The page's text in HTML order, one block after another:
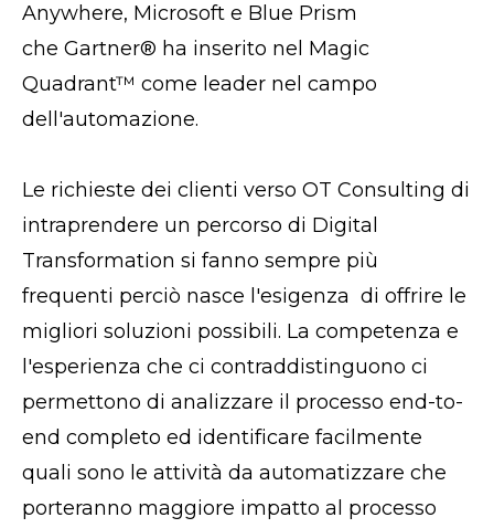
Anywhere, Microsoft e Blue Prism
che Gartner® ha inserito nel Magic
Quadrant™ come leader nel campo
dell'automazione.
Le richieste dei clienti verso OT Consulting di
intraprendere un percorso di Digital
Transformation si fanno sempre più
frequenti perciò nasce l'esigenza di offrire le
migliori soluzioni possibili. La competenza e
l'esperienza che ci contraddistinguono ci
permettono di analizzare il processo end-to-
end completo ed identificare facilmente
quali sono le attività da automatizzare che
porteranno maggiore impatto al processo